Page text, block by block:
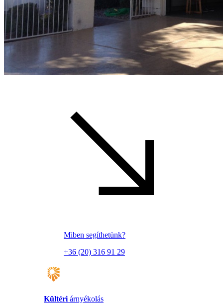
Miben segíthetünk?
+36 (20) 316 91 29
Kültéri árnyékolás